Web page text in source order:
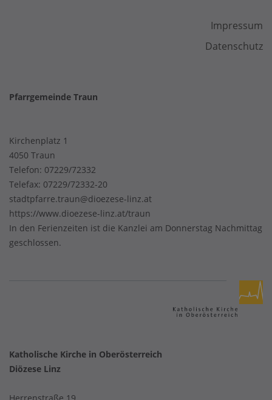
Impressum
Datenschutz
Pfarrgemeinde Traun
Kirchenplatz 1
4050 Traun
Telefon: 07229/72332
Telefax: 07229/72332-20
stadtpfarre.traun@dioezese-linz.at
https://www.dioezese-linz.at/traun
In den Ferienzeiten ist die Kanzlei am Donnerstag Nachmittag
geschlossen.
Katholische Kirche in Oberösterreich
Diözese Linz
Herrenstraße 19